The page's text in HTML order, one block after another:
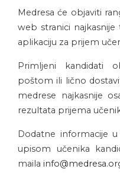
Medresa će objaviti
web stranici
aplikaciju za prijem
Primljeni kandidati
poštom ili lično
medrese najkasnije
rezultata prijema
Dodatne informacije
upisom učenika
maila